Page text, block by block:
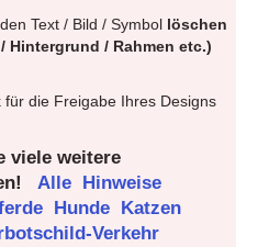
Text / Bild / Symbol löschen
Hintergrund / Rahmen etc.)
für die Freigabe Ihres Designs
viele weitere
Alle Hinweise
Hunde Katzen
Verkehr